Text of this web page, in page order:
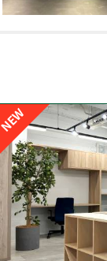
NEW